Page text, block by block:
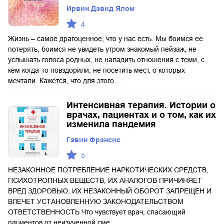
Ирвин Дэвид Ялом
4
Жизнь – самое драгоценное, что у нас есть. Мы боимся ее
потерять, боимся не увидеть утром знакомый пейзаж, не
услышать голоса родных, не наладить отношения с теми, с
кем когда-то повздорили, не посетить мест, о которых
мечтали. Кажется, что для этого…
Интенсивная терапия. Истории о
врачах, пациентах и о том, как их
изменила пандемия
Гэвин Фрэнсис
5
НЕЗАКОННОЕ ПОТРЕБЛЕНИЕ НАРКОТИЧЕСКИХ СРЕДСТВ,
ПСИХОТРОПНЫХ ВЕЩЕСТВ, ИХ АНАЛОГОВ ПРИЧИНЯЕТ
ВРЕД ЗДОРОВЬЮ, ИХ НЕЗАКОННЫЙ ОБОРОТ ЗАПРЕЩЕН И
ВЛЕЧЕТ УСТАНОВЛЕННУЮ ЗАКОНОДАТЕЛЬСТВОМ
ОТВЕТСТВЕННОСТЬ Что чувствует врач, спасающий